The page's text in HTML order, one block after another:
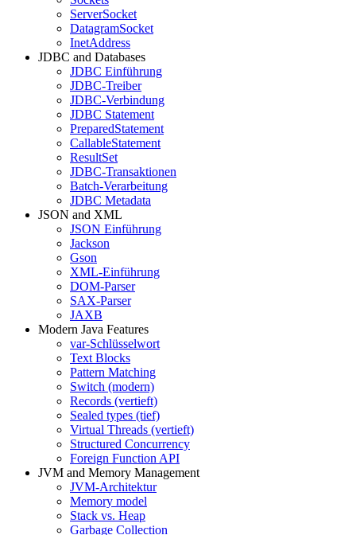
ServerSocket
DatagramSocket
InetAddress
JDBC and Databases
JDBC Einführung
JDBC-Treiber
JDBC-Verbindung
JDBC Statement
PreparedStatement
CallableStatement
ResultSet
JDBC-Transaktionen
Batch-Verarbeitung
JDBC Metadata
JSON and XML
JSON Einführung
Jackson
Gson
XML-Einführung
DOM-Parser
SAX-Parser
JAXB
Modern Java Features
var-Schlüsselwort
Text Blocks
Pattern Matching
Switch (modern)
Records (vertieft)
Sealed types (tief)
Virtual Threads (vertieft)
Structured Concurrency
Foreign Function API
JVM and Memory Management
JVM-Architektur
Memory model
Stack vs. Heap
Garbage Collection